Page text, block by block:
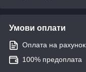
Умови оплати
Оплата на рахунок
100% предоплата